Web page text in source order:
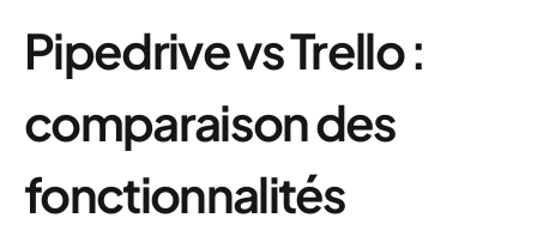
Pipedrive vs Trello :
comparaison des
fonctionnalités